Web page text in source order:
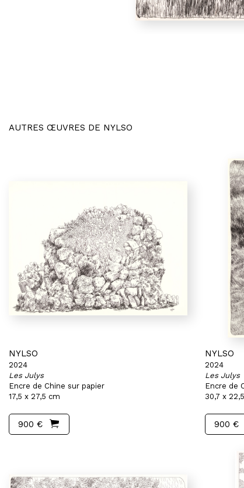
AUTRES ŒUVRES DE NYLSO
NYLSO
2024
Les Julys
Encre de Chine sur papier
17,5 x 27,5 cm
900 €
NYLSO
2024
Les Julys
Encre de
30,7 x
900 €